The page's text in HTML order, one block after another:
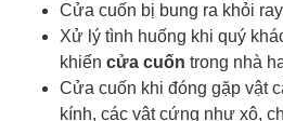
Cửa cuốn bị bung ra khỏi ray
Xử lý tình huống khi quý
khiển cửa cuốn trong nhà
Cửa cuốn khi đóng gặp vật
kính, các vật cứng như xô,